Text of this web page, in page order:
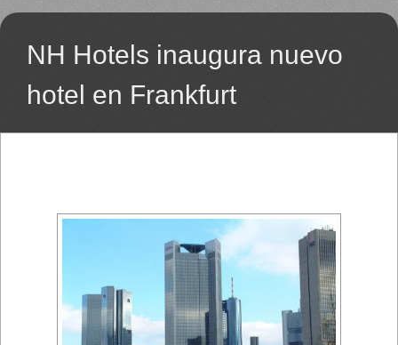
NH Hotels inaugura nuevo
hotel en Frankfurt